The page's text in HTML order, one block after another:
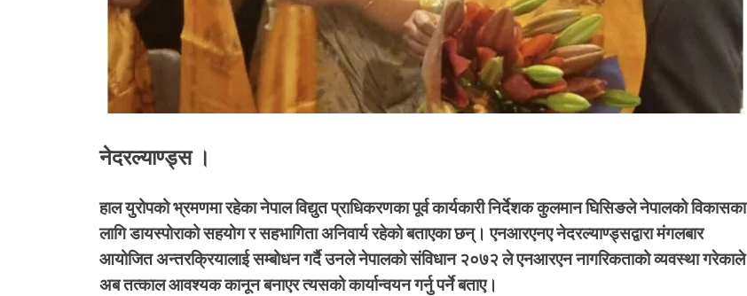
नेदरल्याण्ड्स ।
हाल युरोपको भ्रमणमा रहेका नेपाल विद्युत प्राधिकरणका पूर्व कार्यकारी निर्देशक कुलमान घिसिङले नेपालको विकासका
लागि डायस्पोराको सहयोग र सहभागिता अनिवार्य रहेको बताएका छन्। एनआरएनए नेदरल्याण्ड्सद्वारा मंगलबार
आयोजित अन्तरक्रियालाई सम्बोधन गर्दै उनले नेपालको संविधान २०७२ ले एनआरएन नागरिकताको व्यवस्था गरेकाले
अब तत्काल आवश्यक कानून बनाएर त्यसको कार्यान्वयन गर्नु पर्ने बताए।